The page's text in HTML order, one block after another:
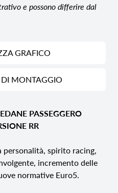
e possono differire dal
GRAFICO
MONTAGGIO
PASSEGGERO
RR
personalità, spirito racing,
incremento delle
normative Euro5.